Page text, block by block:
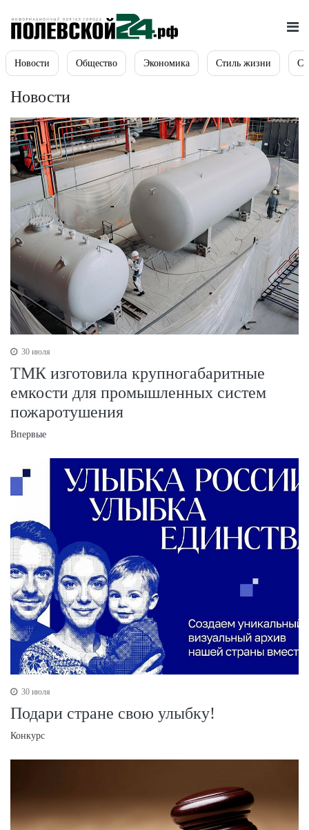
Новости Общество Экономика Стиль жизни
Новости
30 июля
ТМК изготовила крупногабаритные
емкости для промышленных систем
пожаротушения
Впервые
30 июля
Подари стране свою улыбку!
Конкурс